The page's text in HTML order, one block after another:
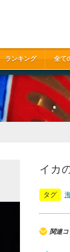
ランキング 全て
イカ
タグ
関連